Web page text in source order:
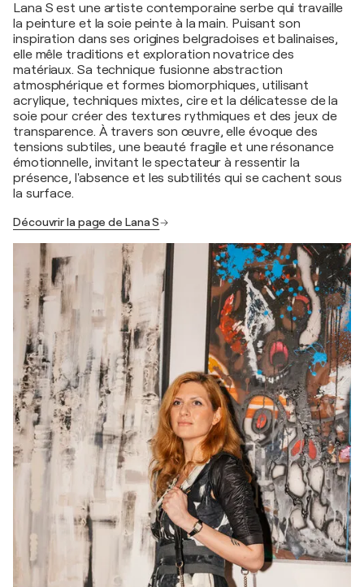
Lana S est une artiste contemporaine serbe qui travaille
la peinture et la soie peinte à la main. Puisant son
inspiration dans ses origines belgradoises et balinaises,
elle mêle traditions et exploration novatrice des
matériaux. Sa technique fusionne abstraction
atmosphérique et formes biomorphiques, utilisant
acrylique, techniques mixtes, cire et la délicatesse de la
soie pour créer des textures rythmiques et des jeux de
transparence. À travers son œuvre, elle évoque des
tensions subtiles, une beauté fragile et une résonance
émotionnelle, invitant le spectateur à ressentir la
présence, l'absence et les subtilités qui se cachent sous
la surface.
Découvrir la page de Lana S